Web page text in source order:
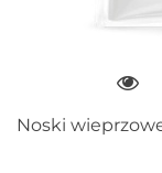
Noski